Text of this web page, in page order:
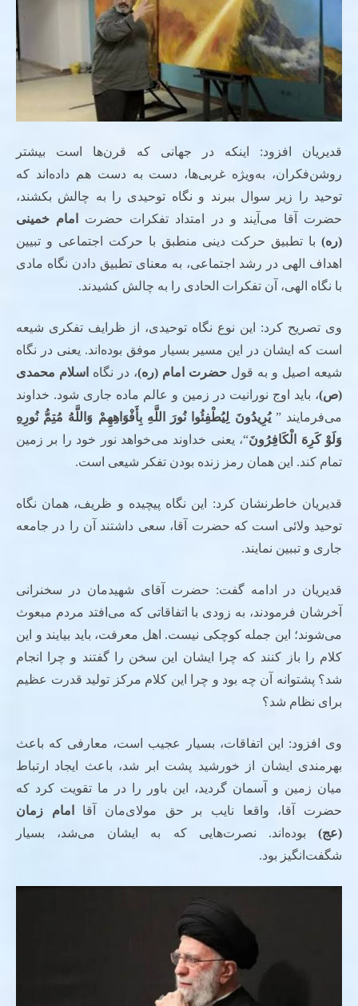
قدیریان افزود: اینکه در جهانی که قرن‌ها است بیشتر
روشن‌فکران، به‌ویژه غربی‌ها، دست به دست هم داده‌اند که
توحید را زیر سوال ببرند و نگاه توحیدی را به چالش بکشند،
حضرت آقا می‌آیند و در امتداد تفکرات حضرت
امام خمینی
(ره) با تطبیق حرکت دینی منطبق با حرکت اجتماعی و تبیین
اهداف الهی در رشد اجتماعی، به معنای تطبیق دادن نگاه مادی
با نگاه الهی، آن تفکرات الحادی را به چالش کشیدند.
وی تصریح کرد: این نوع نگاه توحیدی، از ظرایف تفکری شیعه
است که ایشان در این مسیر بسیار موفق بوده‌اند. یعنی در نگاه
شیعه اصیل و به قول حضرت امام (ره)، در نگاه اسلام محمدی
(ص)، باید اوج نورانیت در زمین و عالم ماده جاری شود. خداوند
می‌فرمایند ”یُرِیدُونَ لِیُطْفِئُوا نُورَ اللَّهِ بِأَفْوَاهِهِمْ وَاللَّهُ مُتِمُّ نُورِهِ
وَلَوْ کَرِهَ الْکَافِرُونَ“، یعنی خداوند می‌خواهد نور خود را بر زمین
تمام کند. این همان رمز زنده بودن تفکر شیعی است.
قدیریان خاطرنشان کرد: این نگاه پیچیده و ظریف، همان نگاه
توحید ولائی است که حضرت آقا، سعی داشتند آن را در جامعه
جاری و تببین نمایند.
قدیریان در ادامه گفت: حضرت آقای شهیدمان در سخنرانی
آخرشان فرمودند، به زودی با اتفاقاتی که می‌افتد مردم مبعوث
می‌شوند؛ این جمله کوچکی نیست. اهل معرفت، باید بیایند و این
کلام را باز کنند که چرا ایشان این سخن را گفتند و چرا انجام
شد؟ پشتوانه آن چه بود و چرا این کلام مرکز تولید قدرت عظیم
برای نظام شد؟
وی افزود: این اتفاقات، بسیار عجیب است، معارفی که باعث
بهرمندی ایشان از خورشید پشت ابر شد، باعث ایجاد ارتباط
میان زمین و آسمان گردید، این باور را در ما تقویت کرد که
حضرت آقا، واقعا نایب بر حق مولای‌مان آقا
امام زمان
(عج) بوده‌اند. نصرت‌هایی که به ایشان می‌شد، بسیار
شگفت‌انگیز بود.